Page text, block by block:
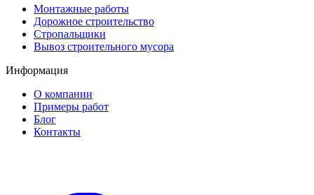
Монтажные работы
Дорожное строительство
Стропальщики
Вывоз строительного мусора
Информация
О компании
Примеры работ
Блог
Контакты